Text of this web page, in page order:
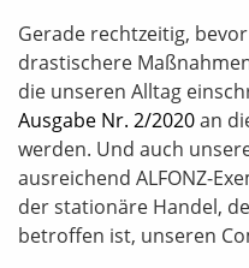
Gerade rechtzeitig,
drastischere
die unseren Alltag
Ausgabe Nr. 2/2020an
werden. Und auch
ausreichend ALFONZ-
der stationäre Handel,
betroffen ist, unseren